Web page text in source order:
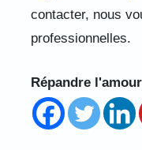
contacter, nous
professionnelles.
Répandre l'amour